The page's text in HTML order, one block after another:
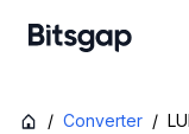
/ Converter /